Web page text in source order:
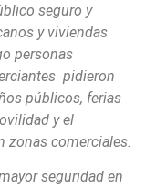
seguro y
y viviendas
personas
pidieron
públicos, ferias
y el
zonas comerciales.
seguridad en